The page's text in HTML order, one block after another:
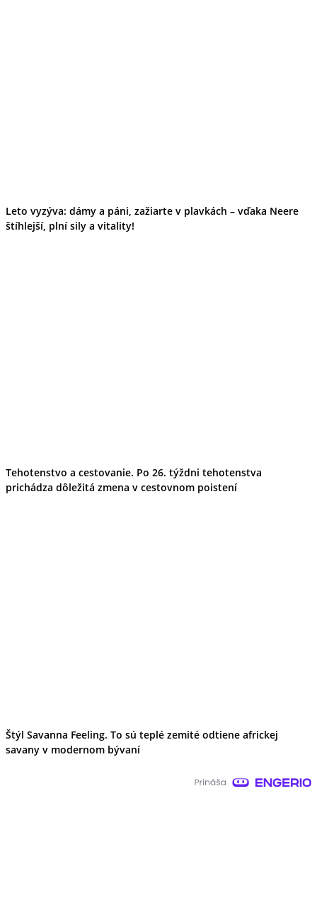
Leto vyzýva: dámy a páni, zažiarte v plavkách – vďaka Neere
štíhlejší, plní sily a vitality!
Tehotenstvo a cestovanie. Po 26. týždni tehotenstva
prichádza dôležitá zmena v cestovnom poistení
Štýl Savanna Feeling. To sú teplé zemité odtiene africkej
savany v modernom bývaní